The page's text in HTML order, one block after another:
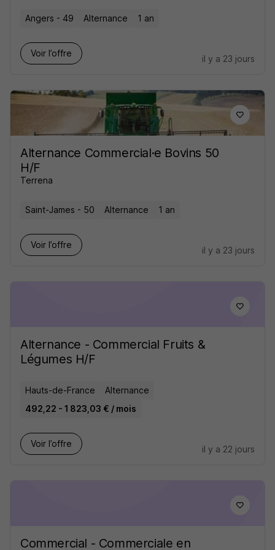
Angers - 49 Alternance 1 an
Voir l’offre
il y a 23 jours
Alternance Commercial·e Bovins 50
H/F
Terrena
Saint-James - 50 Alternance 1 an
Voir l’offre
il y a 23 jours
Alternance - Commercial Fruits &
Légumes H/F
Hauts-de-France
Alternance
492,22 - 1 823,03 € / mois
Voir l’offre
il y a 22 jours
Commercial - Commerciale en